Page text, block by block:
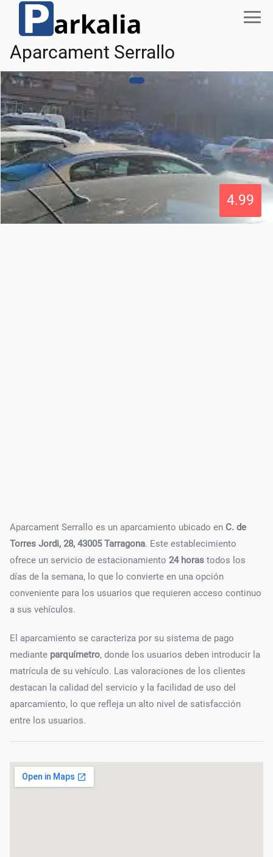
Aparcament Serrallo
4.99
Aparcament Serrallo es un aparcamiento ubicado en C. de
Torres Jordi, 28, 43005 Tarragona. Este establecimiento
ofrece un servicio de estacionamiento 24 horas todos los
días de la semana, lo que lo convierte en una opción
conveniente para los usuarios que requieren acceso continuo
a sus vehículos.
El aparcamiento se caracteriza por su sistema de pago
mediante parquímetro, donde los usuarios deben introducir la
matrícula de su vehículo. Las valoraciones de los clientes
destacan la calidad del servicio y la facilidad de uso del
aparcamiento, lo que refleja un alto nivel de satisfacción
entre los usuarios.